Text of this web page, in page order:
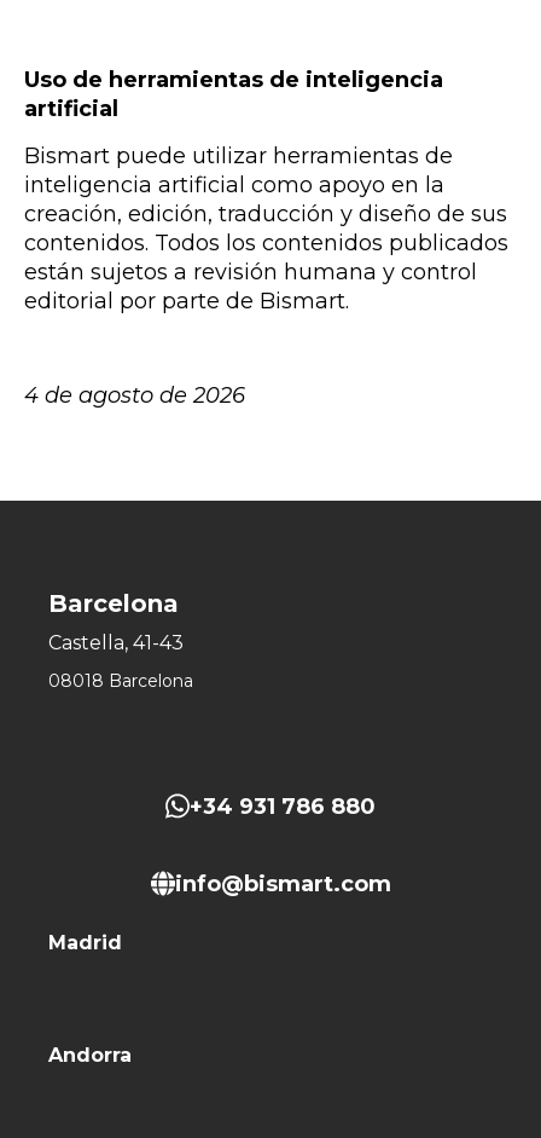
Uso de herramientas de inteligencia
artificial
Bismart puede utilizar herramientas de
inteligencia artificial como apoyo en la
creación, edición, traducción y diseño de sus
contenidos. Todos los contenidos publicados
están sujetos a revisión humana y control
editorial por parte de Bismart.
4 de agosto de 2026
Barcelona
Castella, 41-43
08018 Barcelona
+34 931 786 880
info@bismart.com
Madrid
Andorra